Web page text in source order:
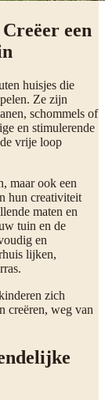
een
huisjes die
Ze zijn
schommels of
en stimulerende
vrije loop
maar ook een
hun creativiteit
maten en
tuin en de
en
lijken,
zich
creëren, weg van